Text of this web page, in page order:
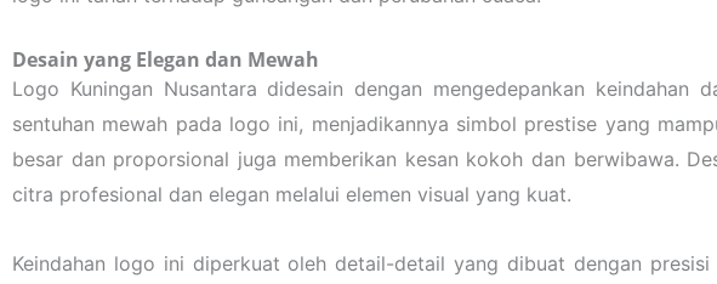
Desain yang Elegan dan Mewah
Logo Kuningan Nusantara didesain dengan mengedepankan keindahan
sentuhan mewah pada logo ini, menjadikannya simbol prestise yang
besar dan proporsional juga memberikan kesan kokoh dan berwibawa.
citra profesional dan elegan melalui elemen visual yang kuat.
Keindahan logo ini diperkuat oleh detail-detail yang dibuat dengan